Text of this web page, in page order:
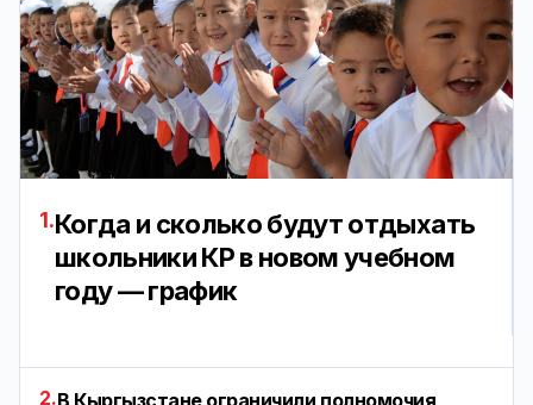
1.Когда и сколько будут отдыхать
школьники КР в новом учебном
году — график
2.